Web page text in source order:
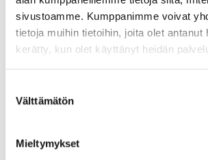
sivustoamme. Kumppanimme voivat
tietoja muihin tietoihin, joita olet antanut
kerätty, kun olet käyttänyt heidän
valinta
Välttämätön
Mieltymykset
Halkaisija mm:
Etikettitila mm:
Minimitilausmäärä kpl: